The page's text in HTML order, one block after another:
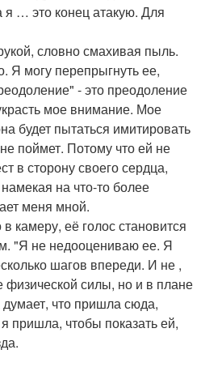
… это конец атакую. Для
словно смахивая пыль.
Я могу перепрыгнуть ее,
- это преодоление
мое внимание. Мое
будет пытаться имитировать
поймет. Потому что ей не
в сторону своего сердца,
на что-то более
меня мной.
камеру, её голос становится
"Я не недооцениваю ее. Я
шагов впереди. И не ,
физической силы, но и в плане
что пришла сюда,
пришла, чтобы показать ей,